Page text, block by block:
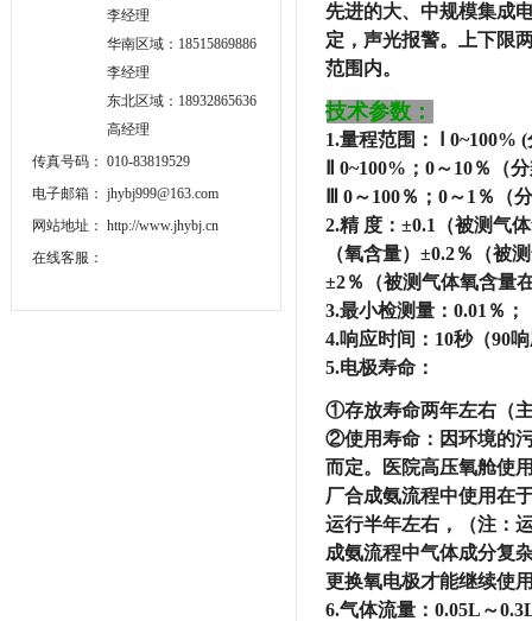
李经理
华南区域：18515869886
李经理
东北区域：18932865636
高经理
传真号码：
010-83819529
电子邮箱：
jhybj999@163.com
网站地址：
http://www.jhybj.cn
在线客服：
先进的大、中规模集成
定，声光报警。上下限
范围内。
技术参数：
1.量程范围： Ⅰ 0~100%
Ⅱ 0~100%；0～10％（
Ⅲ 0～100％；0～1％（
2.精 度：±0.1（被测气
（氧含量）±0.2％（被
±2％（被测气体氧含量
3.最小检测量：0.01％；
4.响应时间：10秒（90
5.电极寿命：
①存放寿命两年左右（
②使用寿命：因环境的
而定。医院高压氧舱使
厂合成氨流程中使用在
运行半年左右，（注：
成氨流程中气体成分复
更换氧电极才能继续使
6.气体流量：0.05L～